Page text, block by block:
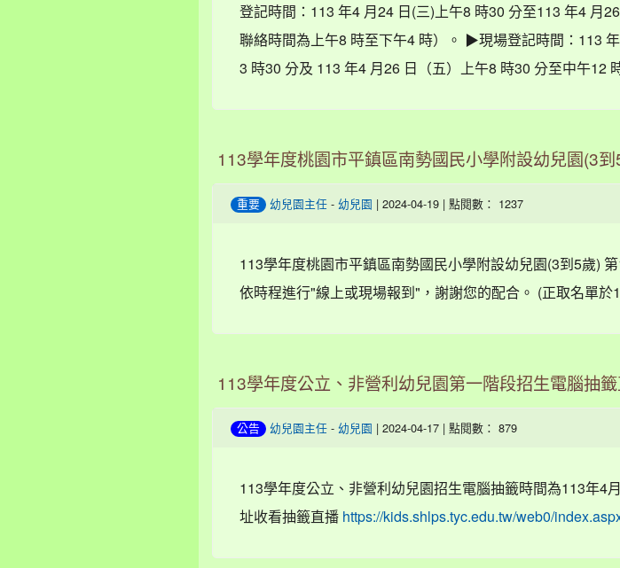
登記時間：113 年4 月24 日(三)上午8 時30 分至113 年4 月
聯絡時間為上午8 時至下午4 時）。 ▶現場登記時間：113
3 時30 分及 113 年4 月26 日（五）上午8 時30 分至中午12
113學年度桃園市平鎮區南勢國民小學附設幼兒園(3
重要 幼兒園主任 - 幼兒園 | 2024-04-19 | 點閱數： 1237
113學年度桃園市平鎮區南勢國民小學附設幼兒園(3到5歲)
依時程進行"線上或現場報到"，謝謝您的配合。 (正取名單
113學年度公立、非營利幼兒園第一階段招生電腦抽
公告 幼兒園主任 - 幼兒園 | 2024-04-17 | 點閱數： 879
113學年度公立、非營利幼兒園招生電腦抽籤時間為113年4
址收看抽籤直播 https://kids.shlps.tyc.edu.tw/web0/